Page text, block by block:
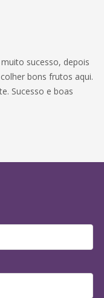
sucesso, depois
bons frutos aqui.
Sucesso e boas